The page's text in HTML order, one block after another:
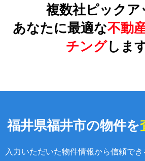
複数社ピックア
あなたに最適な不動
チングします
福井県福井市の物件を
入力いただいた物件情報から信頼で